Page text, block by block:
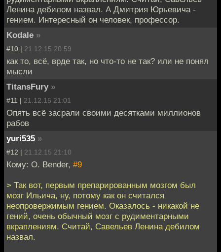
Ленина дебилом назвал. А Дмитрия Юрьевича -
гением. Интересный он человек, профессор.
Kodale »
#10 | 21.12.15 20:59
как то, всё, врде так, но что-то не так? или не понял
мысли
TitansFury »
#11 | 21.12.15 21:01
Опять всё засрали своими десятками миллионов
рабов
yuri535 »
#12 | 21.12.15 21:10
Кому: O. Bender, #9
> Так вот, первым препарированным мозгом был
мозг Ильича, ну, потому как он считался
неопровержимым гением. Оказалось - никакой не
гений, очень обычный мозг с рудиментарными
вкраплениям. Считай, Савельев Ленина дебилом
назвал.